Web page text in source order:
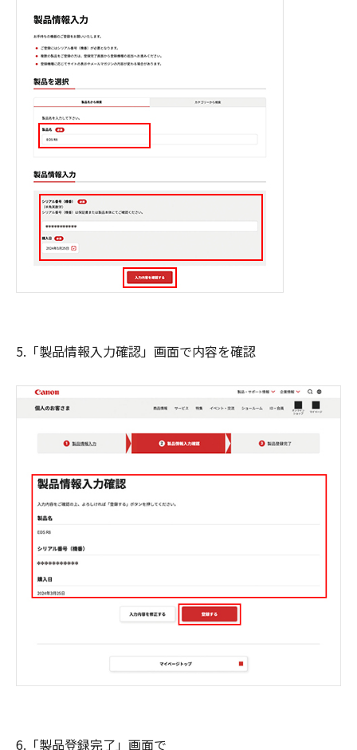
5.「製品情報入力確認」画面で内容を確認
6.「製品登録完了」画面で